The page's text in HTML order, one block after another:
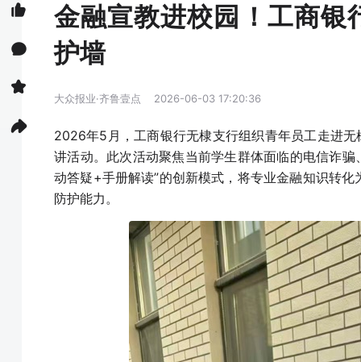
金融宣教进校园！工商银
护墙
大众报业·齐鲁壹点 2026-06-03 17:20:36
2026年5月，工商银行无棣支行组织青年员工走进
讲活动。此次活动聚焦当前学生群体面临的电信诈
动答疑+手册解读”的创新模式，将专业金融知识转
防护能力。